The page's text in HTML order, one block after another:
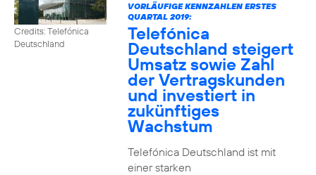
Credits: Telefónica
Deutschland
VORLÄUFIGE KENNZAHLEN ERSTES
QUARTAL 2019:
Telefónica
Deutschland steigert
Umsatz sowie Zahl
der Vertragskunden
und investiert in
zukünftiges
Wachstum
Telefónica Deutschland ist mit
einer starken